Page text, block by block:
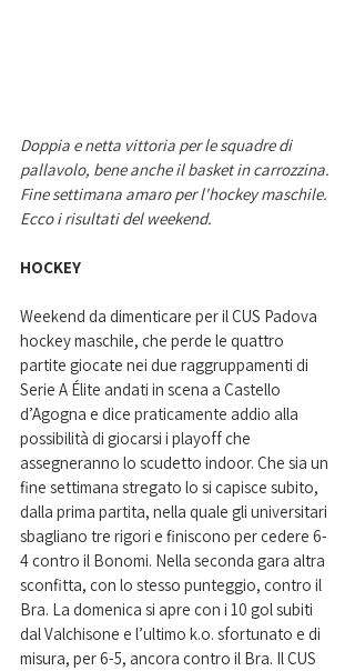
Doppia e netta vittoria per le squadre di
pallavolo, bene anche il basket in carrozzina.
Fine settimana amaro per l'hockey maschile.
Ecco i risultati del weekend.
HOCKEY
Weekend da dimenticare per il CUS Padova
hockey maschile, che perde le quattro
partite giocate nei due raggruppamenti di
Serie A Élite andati in scena a Castello
d’Agogna e dice praticamente addio alla
possibilità di giocarsi i playoff che
assegneranno lo scudetto indoor. Che sia un
fine settimana stregato lo si capisce subito,
dalla prima partita, nella quale gli universitari
sbagliano tre rigori e finiscono per cedere 6-
4 contro il Bonomi. Nella seconda gara altra
sconfitta, con lo stesso punteggio, contro il
Bra. La domenica si apre con i 10 gol subiti
dal Valchisone e l’ultimo k.o. sfortunato e di
misura, per 6-5, ancora contro il Bra. Il CUS